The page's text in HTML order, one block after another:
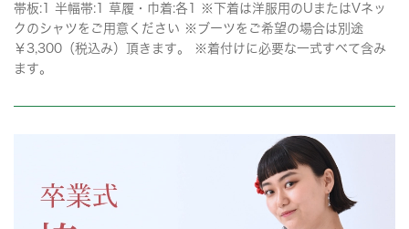
帯板:1 半幅帯:1 草履・巾着:各1 ※下着は洋服用のUまたはVネッ
クのシャツをご用意ください ※ブーツをご希望の場合は別途
￥3,300（税込み）頂きます。 ※着付けに必要な一式すべて含み
ます。